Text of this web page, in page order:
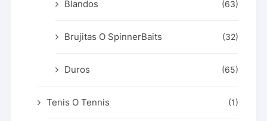
Blandos (63)
Brujitas O SpinnerBaits (32)
Duros (65)
Tenis O Tennis (1)